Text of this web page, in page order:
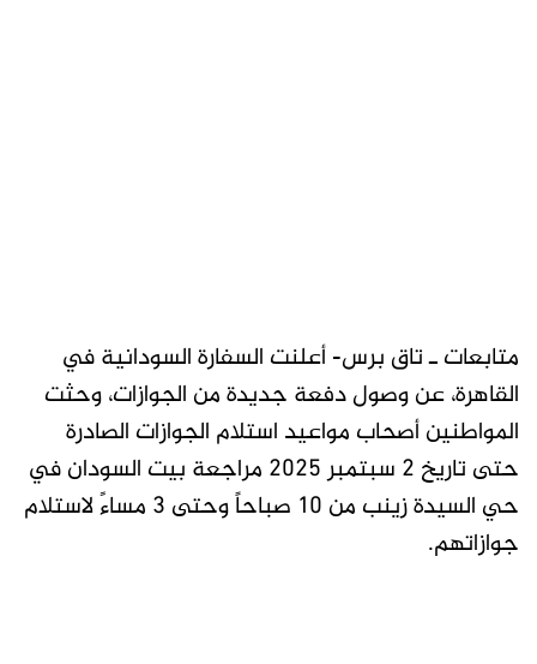
متابعات ـ تاق برس- أعلنت السفارة السودانية في
القاهرة، عن وصول دفعة جديدة من الجوازات، وحثت
المواطنين أصحاب مواعيد استلام الجوازات الصادرة
حتى تاريخ 2 سبتمبر 2025 مراجعة بيت السودان في
حي السيدة زينب من 10 صباحاً وحتى 3 مساءً لاستلام
جوازاتهم.